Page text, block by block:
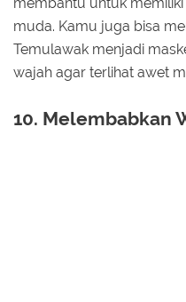
muda. Kamu juga bisa
Temulawak menjadi
wajah agar terlihat awet
10. Melembabkan